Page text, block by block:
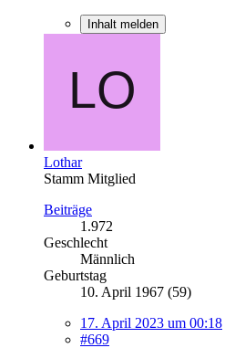
Inhalt melden
Lothar
Stamm Mitglied
Beiträge
1.972
Geschlecht
Männlich
Geburtstag
10. April 1967 (59)
17. April 2023 um 00:18
#669